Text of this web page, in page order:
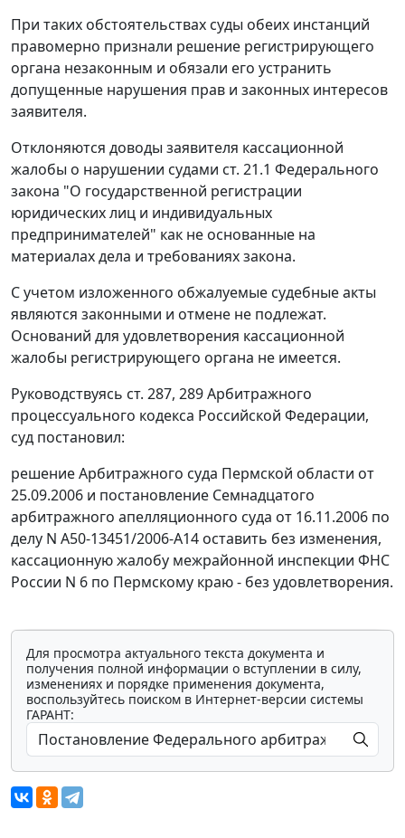
При таких обстоятельствах суды обеих инстанций
правомерно признали решение регистрирующего
органа незаконным и обязали его устранить
допущенные нарушения прав и законных интересов
заявителя.
Отклоняются доводы заявителя кассационной
жалобы о нарушении судами ст. 21.1 Федерального
закона "О государственной регистрации
юридических лиц и индивидуальных
предпринимателей" как не основанные на
материалах дела и требованиях закона.
С учетом изложенного обжалуемые судебные акты
являются законными и отмене не подлежат.
Оснований для удовлетворения кассационной
жалобы регистрирующего органа не имеется.
Руководствуясь ст. 287, 289Арбитражного
процессуального кодекса Российской Федерации,
суд постановил:
решение Арбитражного суда Пермской области от
25.09.2006 и постановление Семнадцатого
арбитражного апелляционного суда от 16.11.2006 по
делу N А50-13451/2006-А14 оставить без изменения,
кассационную жалобу межрайонной инспекции ФНС
России N 6 по Пермскому краю - без удовлетворения.
Для просмотра актуального текста документа и
получения полной информации о вступлении в силу,
изменениях и порядке применения документа,
воспользуйтесь поиском в Интернет-версии системы
ГАРАНТ: